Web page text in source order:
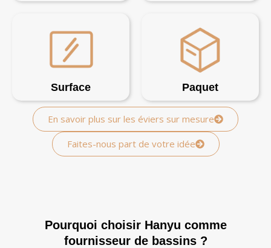
Surface Paquet
En savoir plus sur les éviers sur mesure
Faites-nous part de votre idée
Pourquoi choisir Hanyu comme
fournisseur de bassins ?